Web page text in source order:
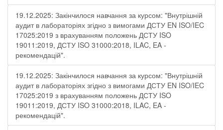
19.12.2025: Закінчилося навчання за курсом: "Внутрішній
аудит в лабораторіях згідно з вимогами ДСТУ EN ISO/IEC
17025:2019 з врахуванням положень ДСТУ ISO
19011:2019, ДСТУ ISO 31000:2018, ILAC, EA -
рекомендацій".
19.12.2025: Закінчилося навчання за курсом: "Внутрішній
аудит в лабораторіях згідно з вимогами ДСТУ EN ISO/IEC
17025:2019 з врахуванням положень ДСТУ ISO
19011:2019, ДСТУ ISO 31000:2018, ILAC, EA -
рекомендацій".